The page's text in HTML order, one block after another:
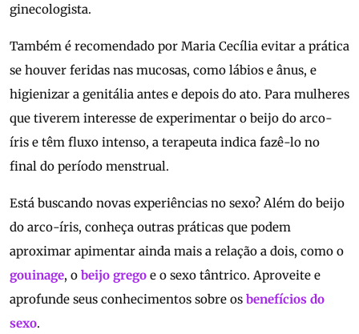
ginecologista.
Também é recomendado por Maria Cecília evitar a prática
se houver feridas nas mucosas, como lábios e ânus, e
higienizar a genitália antes e depois do ato. Para mulheres
que tiverem interesse de experimentar o beijo do arco-
íris e têm fluxo intenso, a terapeuta indica fazê-lo no
final do período menstrual.
Está buscando novas experiências no sexo? Além do beijo
do arco-íris, conheça outras práticas que podem
aproximar apimentar ainda mais a relação a dois, como o
gouinage, o beijo grego e o sexo tântrico. Aproveite e
aprofunde seus conhecimentos sobre os benefícios do
sexo.